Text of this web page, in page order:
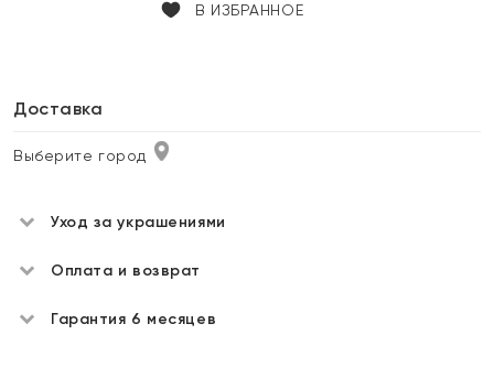
В ИЗБРАННОЕ
Доставка
Выберите город
Уход за украшениями
Оплата и возврат
Гарантия 6 месяцев